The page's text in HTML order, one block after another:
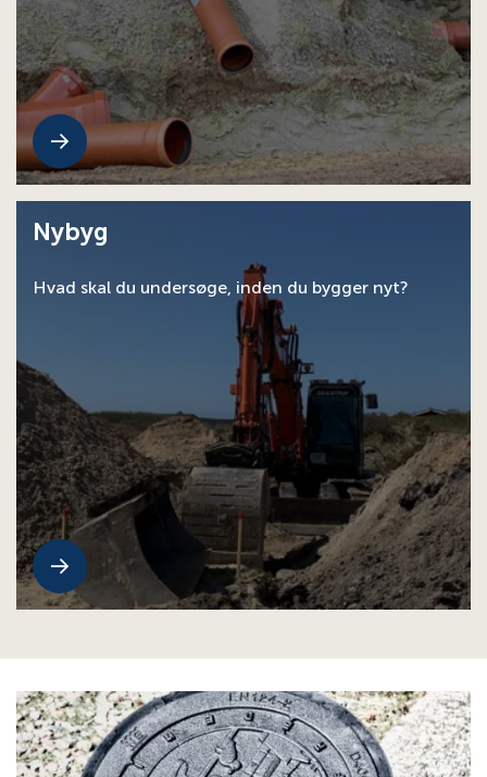
Nybyg
Hvad skal du undersøge, inden du bygger nyt?